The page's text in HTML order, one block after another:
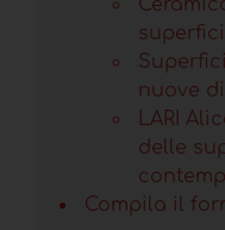
nuove
LARI
delle
Compila il